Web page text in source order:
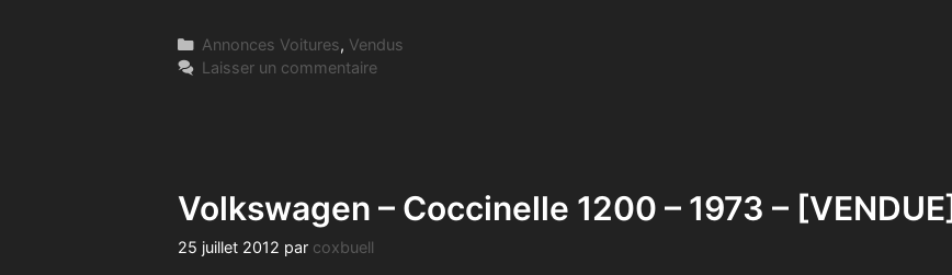
Catégories
Annonces Voitures, Vendus
Laisser un commentaire
Volkswagen – Coccinelle 1200 – 1973 – [VENDUE]
25 juillet 2012 par coxbuell